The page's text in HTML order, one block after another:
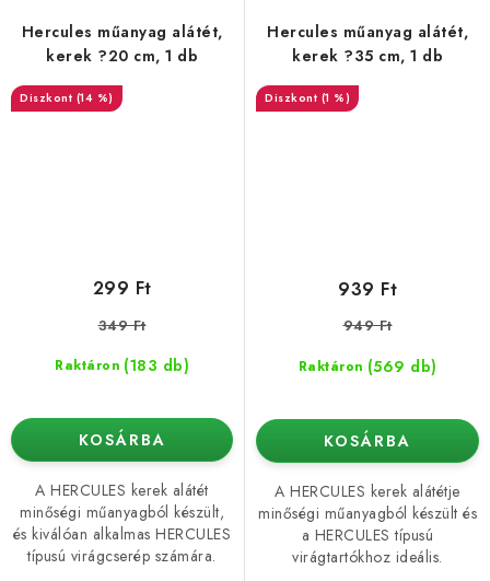
Hercules műanyag alátét,
kerek ?20 cm, 1 db
(14 %)
Raktáron (183 db)
299 Ft
349 Ft
KOSÁRBA
A HERCULES kerek alátét
minőségi műanyagból készült,
és kiválóan alkalmas HERCULES
típusú virágcserép számára.
Hercules műanyag alátét,
kerek ?35 cm, 1 db
(1 %)
Raktáron (569 db)
939 Ft
949 Ft
KOSÁRBA
A HERCULES kerek alátétje
minőségi műanyagból készült és
a HERCULES típusú
virágtartókhoz ideális.